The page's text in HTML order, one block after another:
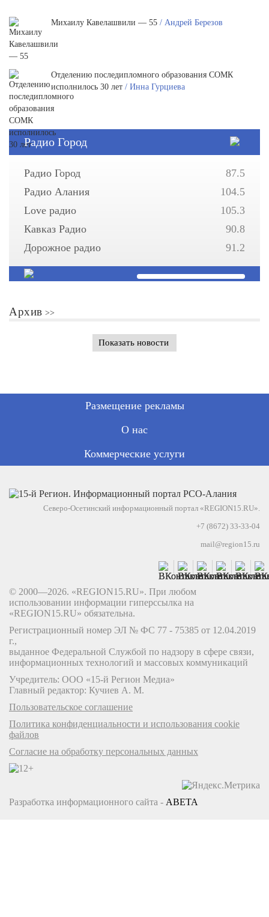
Михаилу Кавелашвили — 55 / Андрей Березов
Отделению последипломного образования СОМК
исполнилось 30 лет / Инна Гурциева
Радио Город
Радио Город
87.5
Радио Алания
104.5
Love радио
105.3
Кавказ Радио
90.8
Дорожное радио
91.2
Архив
Показать новости
Размещение рекламы
О нас
Коммерческие услуги
Северо-Осетинский информационный портал «REGION15.RU».
+7 (8672) 33-33-04
mail@region15.ru
© 2000—2026. «REGION15.RU». При любом
использовании информации гиперссылка на
«REGION15.RU» обязательна.
Регистрационный номер ЭЛ № ФС 77 - 75385 от 12.04.2019
г.,
выданное Федеральной Службой по надзору в сфере связи,
информационных технологий и массовых коммуникаций
Учредитель: ООО «15-й Регион Медиа»
Главный редактор: Кучиев А. М.
Пользовательское соглашение
Политика конфиденциальности и использования cookie
файлов
Согласие на обработку персональных данных
Разработка информационного сайта - ABETA